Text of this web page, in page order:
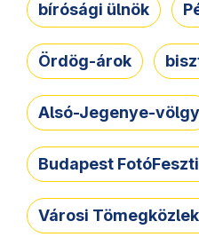
bírósági ülnök
Ördög-árok
Alsó-Jegenye-völgy
Budapest
Városi